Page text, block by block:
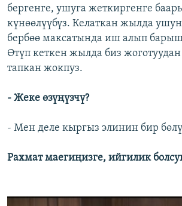
бергенге, ушуга жеткиргенге
күнөөлүүбүз. Келаткан жылда
бербөө максатында иш алып
Өтүп кеткен жылда биз
тапкан жокпуз.
- Жеке өзүңүзчү?
- Мен деле кыргыз элинин бир
Рахмат маегиңизге, ийгилик